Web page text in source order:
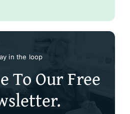
in the loop
To Our Free